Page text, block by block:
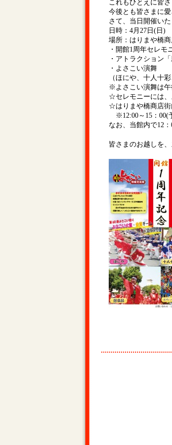
これもひとえに皆
今後とも皆さまに
さて、当日開催い
日時：4月27日(日)
場所：はりまや橋
・開館1周年セレモ
・アトラクション
・よさこい演舞
（ほにや、十人十
※よさこい演舞は午
☆セレモニーには
☆はりまや橋商店街
※12:00～15：00(
なお、当館内で12
皆さまのお越しを